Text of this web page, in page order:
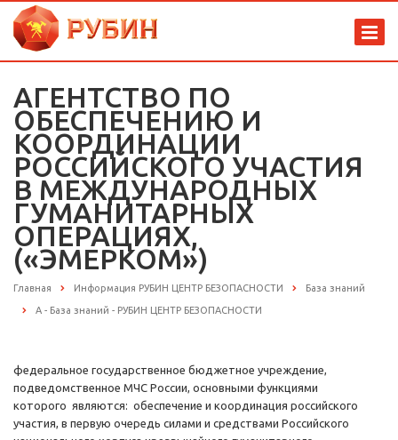
АГЕНТСТВО ПО
ОБЕСПЕЧЕНИЮ И
КООРДИНАЦИИ
РОССИЙСКОГО УЧАСТИЯ
В МЕЖДУНАРОДНЫХ
ГУМАНИТАРНЫХ
ОПЕРАЦИЯХ,
(«ЭМЕРКОМ»)
Главная Информация РУБИН ЦЕНТР БЕЗОПАСНОСТИ База знаний
А - База знаний - РУБИН ЦЕНТР БЕЗОПАСНОСТИ
федеральное государственное бюджетное учреждение,
подведомственное МЧС России, основными функциями
которого являются: обеспечение и координация российского
участия, в первую очередь силами и средствами Российского